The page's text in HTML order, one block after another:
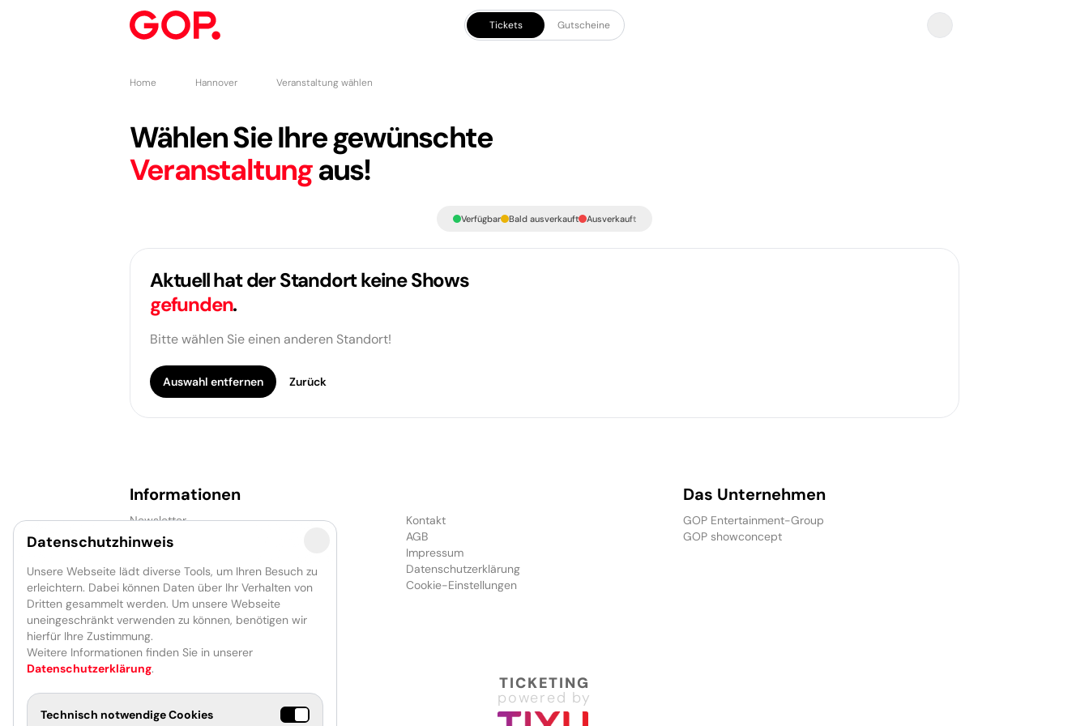
Tickets Gutscheine
Veranstaltung wählen
Hannover
Home
Wählen Sie Ihre gewünschte
Veranstaltungaus!
Verfügbar Bald ausverkauft Ausverkauft
Aktuell hat der Standort keine Shows
gefunden.
Bitte wählen Sie einen anderen Standort!
Auswahl entfernen Zurück
Informationen
Newsletter
Presse
Partner
Förderer
Jobs
Kontakt
AGB
Impressum
Datenschutzerklärung
Cookie-Einstellungen
Das Unternehmen
GOP Entertainment-Group
GOP showconcept
TICKETING
powered by
Datenschutzhinweis
Unsere Webseite lädt diverse Tools, um Ihren Besuch zu
erleichtern. Dabei können Daten über Ihr Verhalten von
Dritten gesammelt werden. Um unsere Webseite
uneingeschränkt verwenden zu können, benötigen wir
hierfür Ihre Zustimmung.
Weitere Informationen finden Sie in unserer
Datenschutzerklärung.
Technisch notwendige Cookies